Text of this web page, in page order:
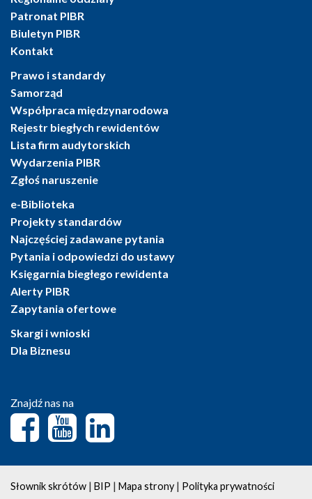
Patronat PIBR
Biuletyn PIBR
Kontakt
Prawo i standardy
Samorząd
Współpraca międzynarodowa
Rejestr biegłych rewidentów
Lista firm audytorskich
Wydarzenia PIBR
Zgłoś naruszenie
e-Biblioteka
Projekty standardów
Najczęściej zadawane pytania
Pytania i odpowiedzi do ustawy
Księgarnia biegłego rewidenta
Alerty PIBR
Zapytania ofertowe
Skargi i wnioski
Dla Biznesu
Znajdź nas na
Słownik skrótów | BIP | Mapa strony | Polityka prywatności